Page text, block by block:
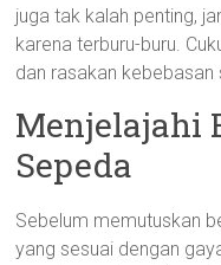
juga tak kalah penting,
karena terburu-buru.
dan rasakan
Menjelajahi
Sepeda
Sebelum memutuskan
yang sesuai dengan